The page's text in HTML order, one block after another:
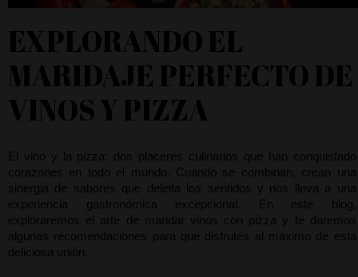
EXPLORANDO EL
MARIDAJE PERFECTO DE
VINOS Y PIZZA
El vino y la pizza: dos placeres culinarios que han conquistado
corazones en todo el mundo. Cuando se combinan, crean una
sinergia de sabores que deleita los sentidos y nos lleva a una
experiencia gastronómica excepcional. En este blog,
exploraremos el arte de maridar vinos con pizza y te daremos
algunas recomendaciones para que disfrutes al máximo de esta
deliciosa unión.